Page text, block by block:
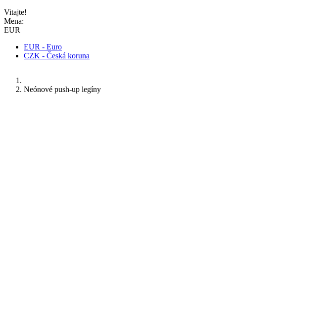
Vitajte!
Mena:
EUR
EUR - Euro
CZK - Česká koruna
Neónové push-up legíny